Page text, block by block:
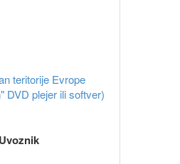
teritorije Evrope
DVD plejer ili softver)